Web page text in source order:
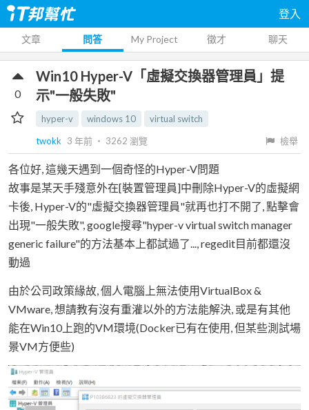
登入
文章 問答 My Project 徵才 聊天
Win10 Hyper-V「虛擬交換器管理員」提
示"一般失敗"
hyper-v windows 10
virtual switch
twokk
3 年前 ‧ 3262 瀏覽 檢舉
0
各位好, 這幾天遇到一個奇怪的Hyper-V問題
故事是某天手殘意外在[裝置管理員]中刪除Hyper-V的虛擬網
卡後, Hyper-V的"虛擬交換器管理員"就再也打不開了, 點擊會
出現"一般失敗", google搜尋"hyper-v virtual switch manager
generic failure"的方法基本上都試過了..., regedit目前都還沒
動過
由於公司政策緣故, 個人電腦上無法使用VirtualBox &
VMware, 想請教有沒有重灌以外的方法能解決, 或是有其他
能在Win10上跑的VM環境(Docker已有在使用, 但某些測試場
景VM方便些)